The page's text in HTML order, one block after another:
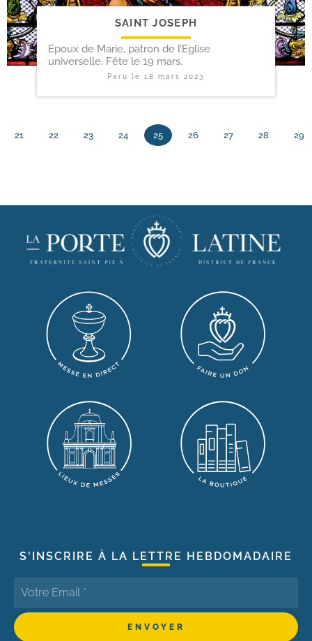
SAINT JOSEPH
Epoux de Marie, patron de l’Eglise
universelle. Fête le 19 mars.
Paru le18 mars 2023
21 22 23 24 25 26 27 28 29
S'INSCRIRE À LA LETTRE HEBDOMADAIRE